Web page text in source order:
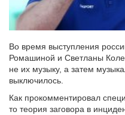
Во время выступления
Ромашиной и Светланы
не их музыку, а затем
выключилось.
Как прокомментировал
то теория заговора в